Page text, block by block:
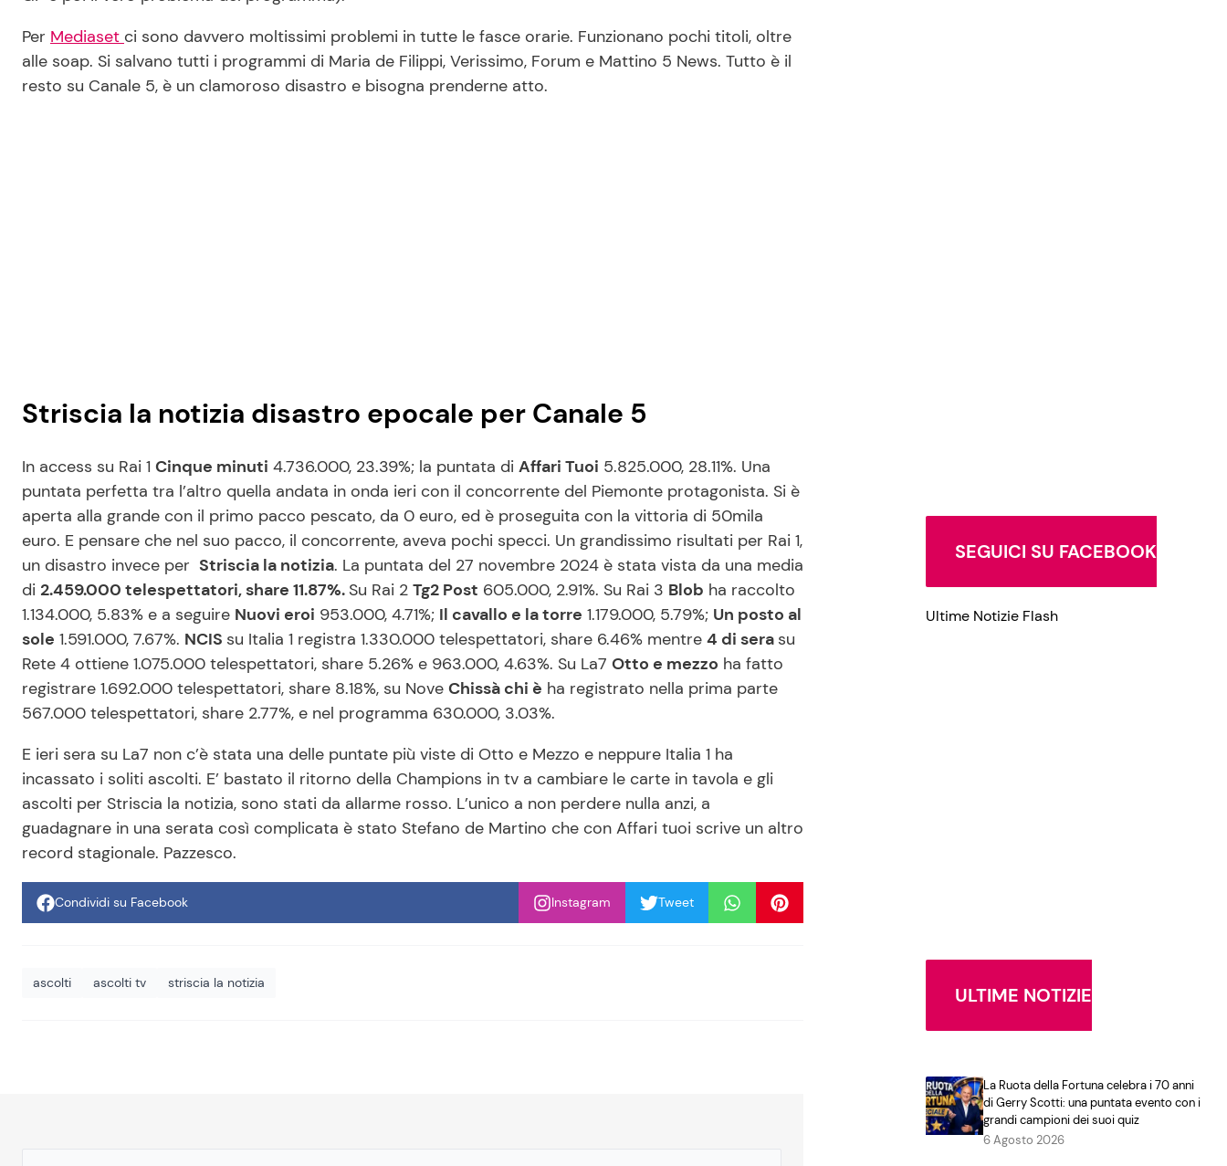
Per Mediaset ci sono davvero moltissimi problemi in tutte le fasce orarie. Funzionano pochi titoli, oltre
alle soap. Si salvano tutti i programmi di Maria de Filippi, Verissimo, Forum e Mattino 5 News. Tutto è il
resto su Canale 5, è un clamoroso disastro e bisogna prenderne atto.
Striscia la notizia disastro epocale per Canale 5
In access su Rai 1 Cinque minuti 4.736.000, 23.39%; la puntata di Affari Tuoi 5.825.000, 28.11%. Una
puntata perfetta tra l’altro quella andata in onda ieri con il concorrente del Piemonte protagonista. Si è
aperta alla grande con il primo pacco pescato, da 0 euro, ed è proseguita con la vittoria di 50mila
euro. E pensare che nel suo pacco, il concorrente, aveva pochi specci. Un grandissimo risultati per Rai 1,
un disastro invece per Striscia la notizia. La puntata del 27 novembre 2024 è stata vista da una media
di 2.459.000 telespettatori, share 11.87%. Su Rai 2 Tg2 Post 605.000, 2.91%. Su Rai 3 Blob ha raccolto
1.134.000, 5.83% e a seguire Nuovi eroi 953.000, 4.71%; Il cavallo e la torre 1.179.000, 5.79%; Un posto al
sole 1.591.000, 7.67%. NCIS su Italia 1 registra 1.330.000 telespettatori, share 6.46% mentre 4 di sera su
Rete 4 ottiene 1.075.000 telespettatori, share 5.26% e 963.000, 4.63%. Su La7 Otto e mezzo ha fatto
registrare 1.692.000 telespettatori, share 8.18%, su Nove Chissà chi è ha registrato nella prima parte
567.000 telespettatori, share 2.77%, e nel programma 630.000, 3.03%.
E ieri sera su La7 non c’è stata una delle puntate più viste di Otto e Mezzo e neppure Italia 1 ha
incassato i soliti ascolti. E’ bastato il ritorno della Champions in tv a cambiare le carte in tavola e gli
ascolti per Striscia la notizia, sono stati da allarme rosso. L’unico a non perdere nulla anzi, a
guadagnare in una serata così complicata è stato Stefano de Martino che con Affari tuoi scrive un altro
record stagionale. Pazzesco.
Condividi su Facebook Instagram Tweet
ascolti ascolti tv striscia la notizia
SEGUICI SU FACEBOOK
Ultime Notizie Flash
ULTIME NOTIZIE
La Ruota della Fortuna celebra i 70 anni
di Gerry Scotti: una puntata evento con i
grandi campioni dei suoi quiz
6 Agosto 2026